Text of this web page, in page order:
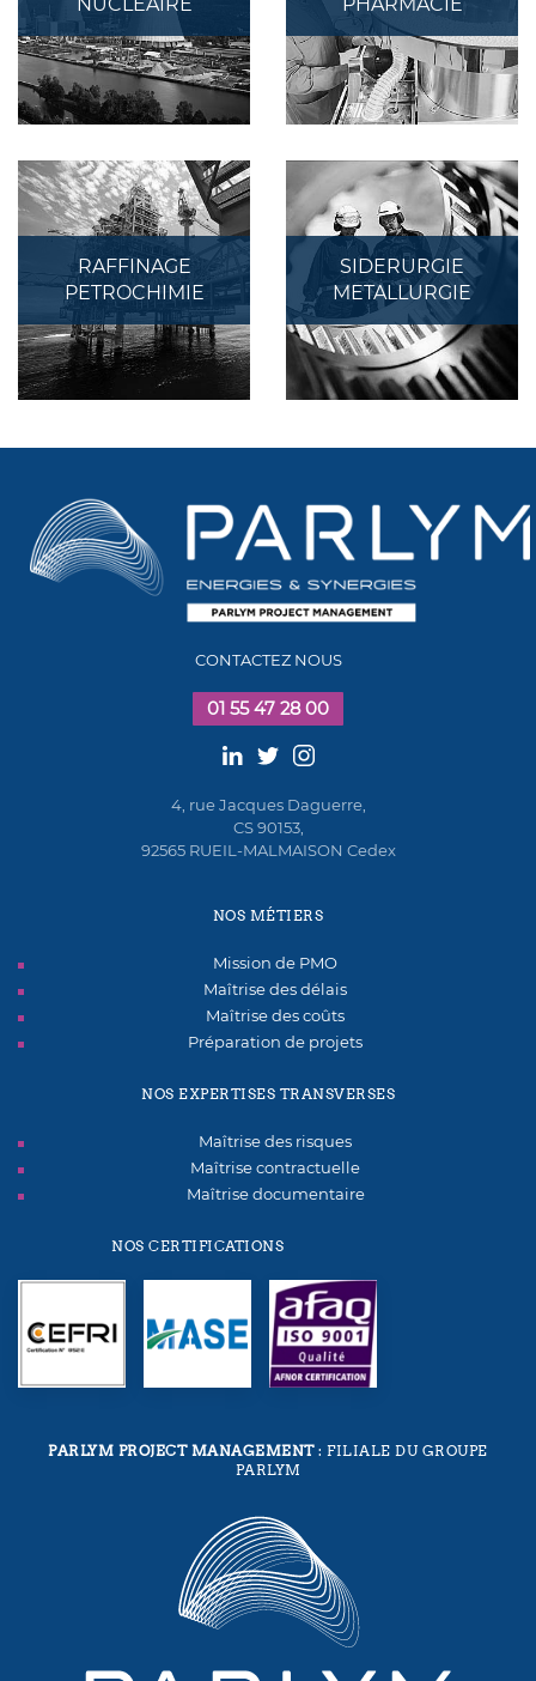
RAFFINAGE
PETROCHIMIE
SIDERURGIE
METALLURGIE
CONTACTEZ NOUS
01 55 47 28 00
4, rue Jacques Daguerre,
CS 90153,
92565 RUEIL-MALMAISON Cedex
NOS MÉTIERS
Mission de PMO
Maîtrise des délais
Maîtrise des coûts
Préparation de projets
NOS EXPERTISES TRANSVERSES
Maîtrise des risques
Maîtrise contractuelle
Maîtrise documentaire
NOS CERTIFICATIONS
PARLYM PROJECT MANAGEMENT: FILIALE DU GROUPE
PARLYM